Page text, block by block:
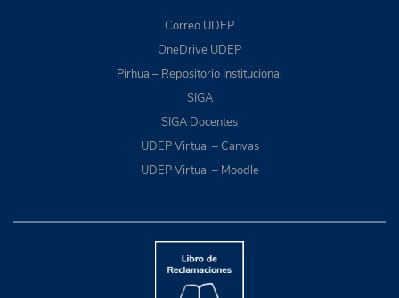
Correo UDEP
OneDrive UDEP
Pirhua – Repositorio Institucional
SIGA
SIGA Docentes
UDEP Virtual – Canvas
UDEP Virtual – Moodle